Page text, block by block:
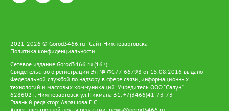
2021-2026 © Gorod3466.ru - Сайт Нижневартовска
Политика конфиденциальности
Сетевое издание Gorod3466.ru (16+).
Свидетельство о регистрации Эл № ФС77-66798 от 15.08.2016 выдано
Федеральной службой по надзору в сфере связи, информационных
технологий и массовых коммуникаций. Учредитель ООО "Салун"
628602 г. Нижневартовск ул.Пикмана 31. +7(3466)41-73-73
Главный редактор: Аврашова Е.С.